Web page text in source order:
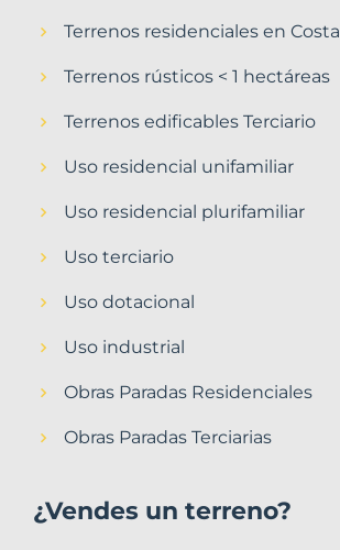
Terrenos residenciales en Costa
Terrenos rústicos < 1 hectáreas
Terrenos edificables Terciario
Uso residencial unifamiliar
Uso residencial plurifamiliar
Uso terciario
Uso dotacional
Uso industrial
Obras Paradas Residenciales
Obras Paradas Terciarias
¿Vendes un terreno?